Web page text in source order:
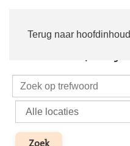
Terug naar hoofdinhoud